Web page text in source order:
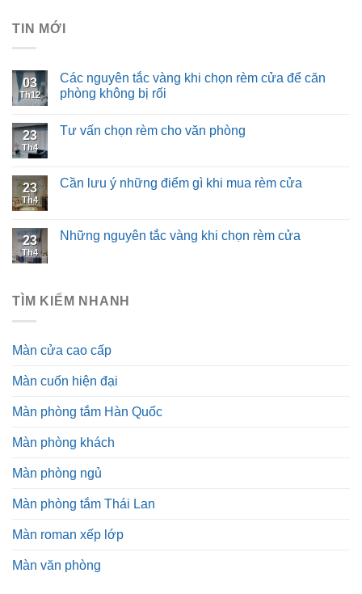
TIN MỚI
03
Th12
Các nguyên tắc vàng khi chọn rèm cửa để căn
phòng không bị rối
23
Th4
Tư vấn chọn rèm cho văn phòng
23
Th4
Cần lưu ý những điểm gì khi mua rèm cửa
23
Th4
Những nguyên tắc vàng khi chọn rèm cửa
TÌM KIẾM NHANH
Màn cửa cao cấp
Màn cuốn hiện đại
Màn phòng tắm Hàn Quốc
Màn phòng khách
Màn phòng ngủ
Màn phòng tắm Thái Lan
Màn roman xếp lớp
Màn văn phòng